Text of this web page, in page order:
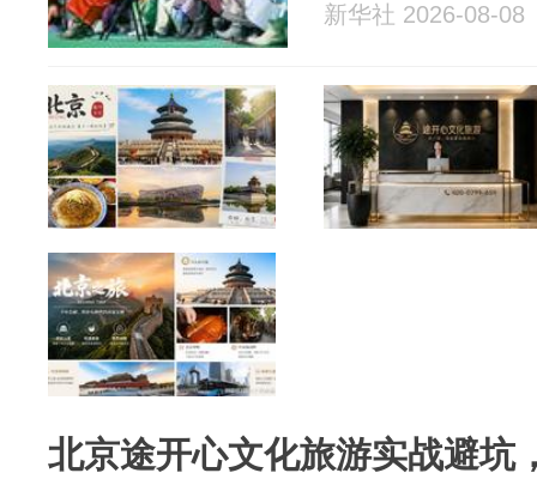
新华社 2026-08-08
北京途开心文化旅游实战避坑